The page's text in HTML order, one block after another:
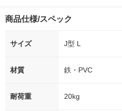
商品仕様/スペック
サイズ J型 L
材質 鉄・PVC
耐荷重 20kg